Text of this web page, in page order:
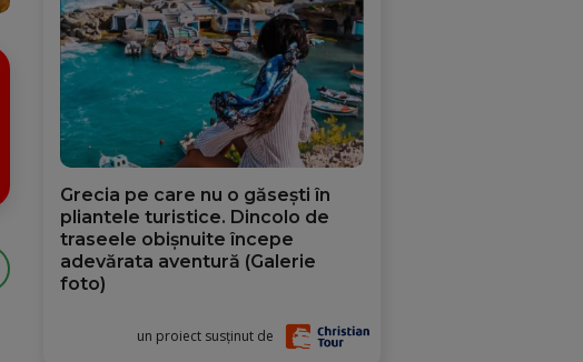
Grecia pe care nu o găsești în
pliantele turistice. Dincolo de
traseele obișnuite începe
adevărata aventură (Galerie
foto)
un proiect susținut de